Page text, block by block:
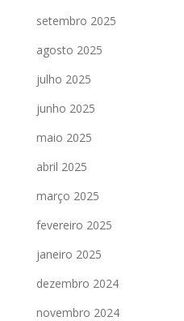
setembro 2025
agosto 2025
julho 2025
junho 2025
maio 2025
abril 2025
março 2025
fevereiro 2025
janeiro 2025
dezembro 2024
novembro 2024